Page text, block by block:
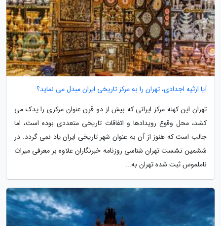
آیا ارثیه اجدادی، تهران را به مرکز تاریخی ایران مبدل می نماید؟
تهران این کهنه مرکز ایرانی که بیش از دو قرن عنوان مرکزی را یدک می
کشد، محل وقوع رویدادها و اتفاقات تاریخی متعددی بوده است، اما
جالب است که هنوز از آن به عنوان شهر تاریخی ایران یاد نمی گردد. در
ششمین نشست تهران شناسی روزنامه خبرنگاران علاوه بر معرفی میراث
ناملموس ثبت شده تهران به...